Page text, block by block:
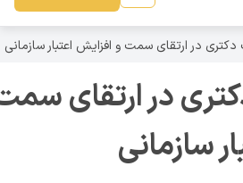
ارتقای سمت و افزایش اعتبار سازمانی
در ارتقای سمت